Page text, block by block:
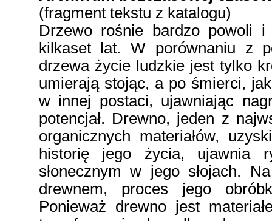
(fragment tekstu z katalogu)
Drzewo rośnie bardzo powoli i
kilkaset lat. W porównaniu z
drzewa życie ludzkie jest tylko
umierają stojąc, a po śmierci,
w innej postaci, ujawniając
potencjał. Drewno, jeden z
organicznych materiałów,
historię jego życia, ujawnia
słonecznym w jego słojach.
drewnem, proces jego
Ponieważ drewno jest